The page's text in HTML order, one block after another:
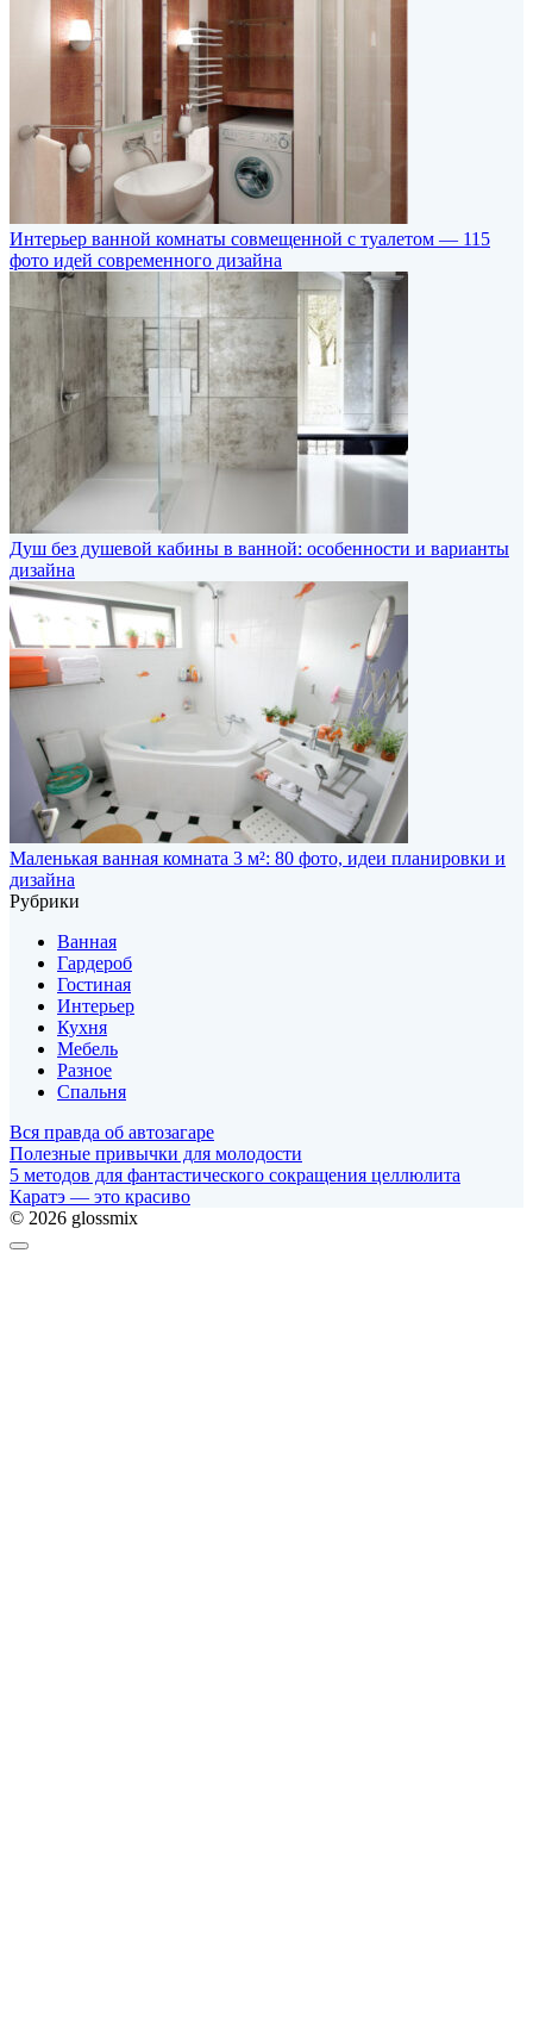
Интерьер ванной комнаты совмещенной с туалетом — 115
фото идей современного дизайна
Душ без душевой кабины в ванной: особенности и варианты
дизайна
Маленькая ванная комната 3 м²: 80 фото, идеи планировки и
дизайна
Рубрики
Ванная
Гардероб
Гостиная
Интерьер
Кухня
Мебель
Разное
Спальня
Вся правда об автозагаре
Полезные привычки для молодости
5 методов для фантастического сокращения целлюлита
Каратэ — это красиво
© 2026 glossmix